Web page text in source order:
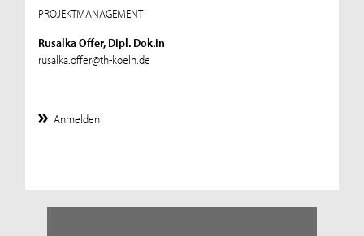
PROJEKTMANAGEMENT
Rusalka Offer, Dipl. Dok.in
rusalka.offer@th-koeln.de
Anmelden